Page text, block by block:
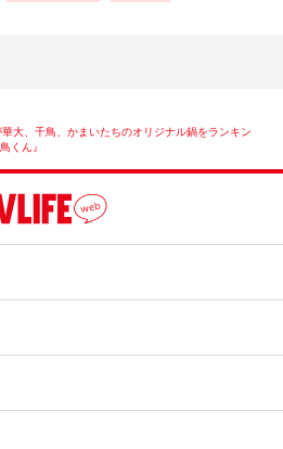
大、千鳥、かまいたちのオリジナル鍋をランキン
くん』